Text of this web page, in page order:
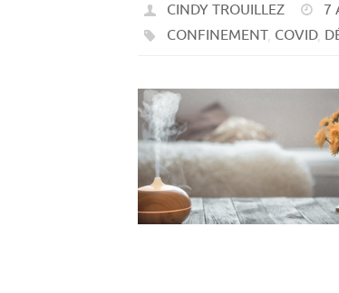
CINDY TROUILLEZ 7
CONFINEMENT, COVID,